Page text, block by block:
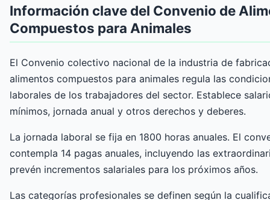
Información clave del Convenio de
Compuestos para Animales
El Convenio colectivo nacional de la industria de
alimentos compuestos para animales regula las
laborales de los trabajadores del sector. Establece
mínimos, jornada anual y otros derechos y deberes.
La jornada laboral se fija en 1800 horas anuales. El
contempla 14 pagas anuales, incluyendo las
prevén incrementos salariales para los próximos años.
Las categorías profesionales se definen según la